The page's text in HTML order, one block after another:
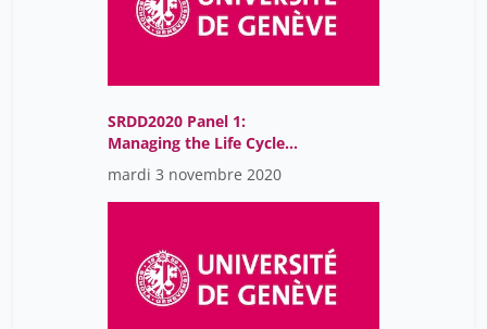
SRDD2020 Panel 1:
Managing the Life Cycle
of a Portfolio of Open
Data Resources
mardi 3 novembre 2020